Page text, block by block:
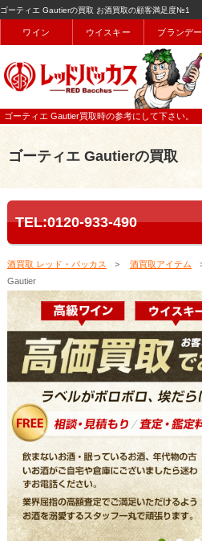
ゴーティエ Gautierの買取 お酒買取の顧客満足度№1
ワイン ウイスキー ブランデー
ゴーティエ Gautier買取時の参考にして下さい。
ゴーティエ Gautierの買取
TEL:0120-933-490
酒買取 レッド・バッカス 酒買取アイテム
Gautier